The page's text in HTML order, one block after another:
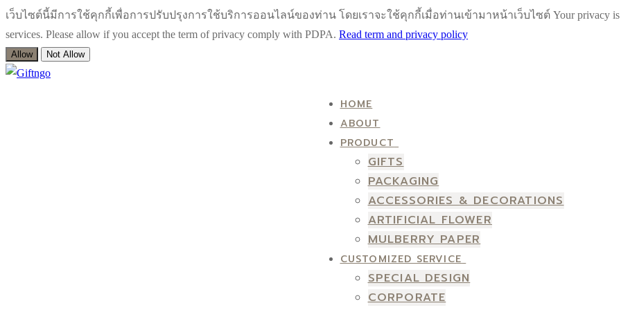
เว็บไซต์นี้มีการใช้คุกกี้เพื่อการปรับปรุงการใช้บริการออนไลน์ของท่าน โดยเราจะใช้คุกกี้เมื่อท่านเข้ามาหน้าเว็บไซต์ Your privacy is
services. Please allow if you accept the term of privacy comply with PDPA. Read term and privacy policy
Allow Not Allow
Skip
Menu
Close
HOME
ABOUT
PRODUCT
GIFTS
PACKAGING
ACCESSORIES & DECORATIONS
ARTIFICIAL FLOWER
MULBERRY PAPER
CUSTOMIZED SERVICE
SPECIAL DESIGN
CORPORATE